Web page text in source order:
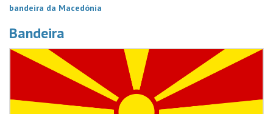
bandeira da Macedónia
Bandeira